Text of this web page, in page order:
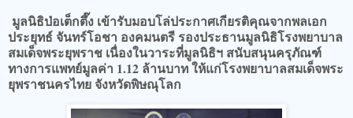
มูลนิธิป่อเต็กตึ๊ง เข้ารับมอบโล่ประกาศเกียรติคุณจากพลเอก
ประยุทธ์ จันทร์โอชา องคมนตรี รองประธานมูลนิธิโรงพยาบาล
สมเด็จพระยุพราช เนื่องในวาระที่มูลนิธิฯ สนับสนุนครุภัณฑ์
ทางการแพทย์มูลค่า 1.12 ล้านบาท ให้แก่โรงพยาบาลสมเด็จพระ
ยุพราชนครไทย จังหวัดพิษณุโลก